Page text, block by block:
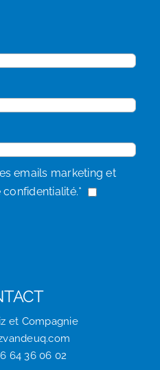
emails marketing et
et Compagnie
64 36 06 02